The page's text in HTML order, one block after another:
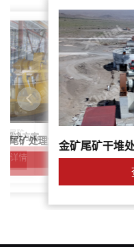
尾矿
解决方案
详情
尾矿处理解决方案简介
金矿尾矿干堆